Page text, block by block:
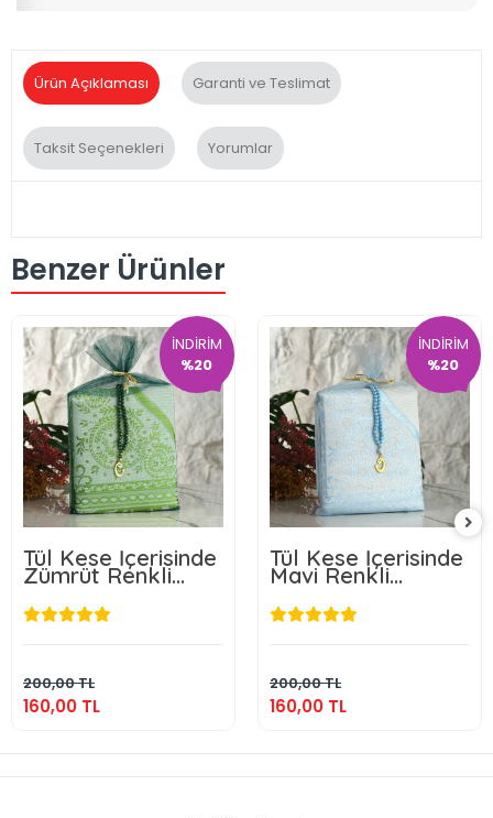
Ürün Açıklaması Garanti ve Teslimat
Taksit Seçenekleri Yorumlar
Benzer Ürünler
İNDİRİM
%20
Tül Kese İçerisinde
Zümrüt Renkli
Seccade ve Tesbih
200,00 TL
160,00 TL
160,00 TL
İNDİRİM
%20
Tül Kese İçerisinde
Mavi Renkli
Seccade ve Tesbih
200,00 TL
160,00 TL
160,00 TL